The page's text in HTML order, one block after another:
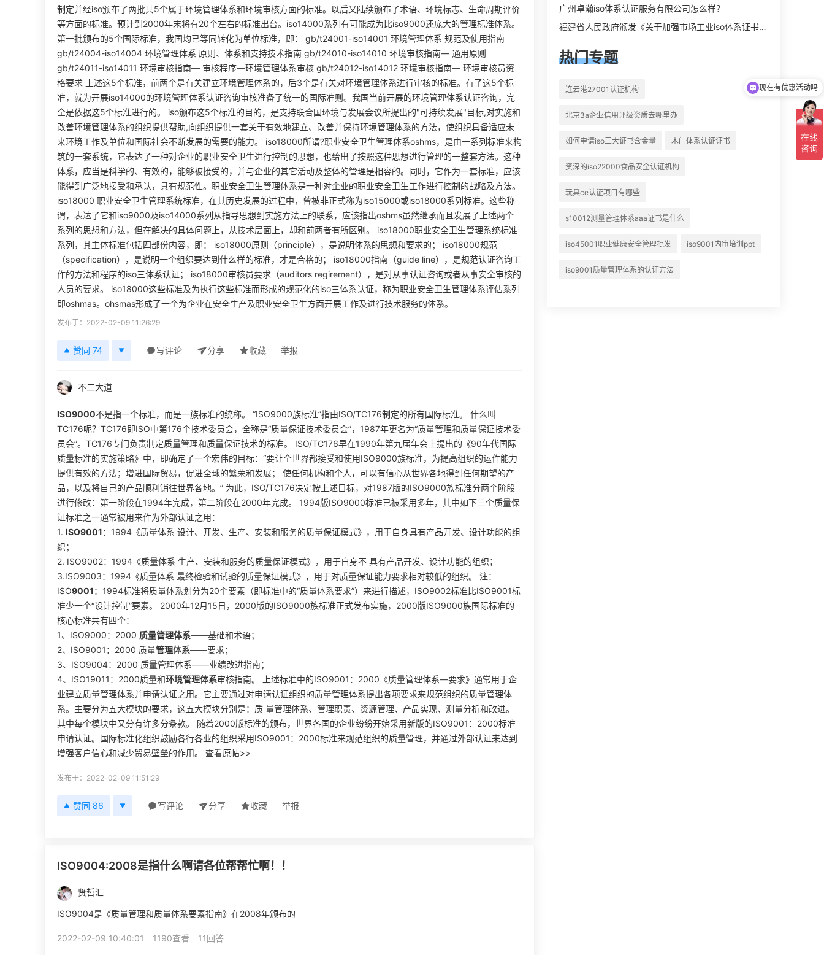
制定并经iso颁布了两批共5个属于环境管理体系和环境审核方面的标准。以后又陆续颁布了术语、环境标志、生命周期评价
等方面的标准。预计到2000年末将有20个左右的标准出台。iso14000系列有可能成为比iso9000还庞大的管理标准体系。
第一批颁布的5个国际标准，我国均已等同转化为单位标准，即： gb/t24001-iso14001 环境管理体系 规范及使用指南
gb/t24004-iso14004 环境管理体系 原则、体系和支持技术指南 gb/t24010-iso14010 环境审核指南― 通用原则
gb/t24011-iso14011 环境审核指南― 审核程序―环境管理体系审核 gb/t24012-iso14012 环境审核指南― 环境审核员资
格要求 上述这5个标准，前两个是有关建立环境管理体系的，后3个是有关对环境管理体系进行审核的标准。有了这5个标
准，就为开展iso14000的环境管理体系认证咨询审核准备了统一的国际准则。我国当前开展的环境管理体系认证咨询，完
全是依据这5个标准进行的。 iso颁布这5个标准的目的，是支持联合国环境与发展会议所提出的"可持续发展"目标,对实施和
改善环境管理体系的组织提供帮助,向组织提供一套关于有效地建立、改善并保持环境管理体系的方法，使组织具备适应未
来环境工作及单位和国际社会不断发展的需要的能力。 iso18000所谓?职业安全卫生管理体系oshms，是由一系列标准来构
筑的一套系统，它表达了一种对企业的职业安全卫生进行控制的思想，也给出了按照这种思想进行管理的一整套方法。这种
体系，应当是科学的、有效的，能够被接受的，并与企业的其它活动及整体的管理是相容的。同时，它作为一套标准，应该
能得到广泛地接受和承认，具有规范性。职业安全卫生管理体系是一种对企业的职业安全卫生工作进行控制的战略及方法。
iso18000 职业安全卫生管理系统标准，在其历史发展的过程中，曾被非正式称为iso15000或iso18000系列标准。这些称
谓，表达了它和iso9000及iso14000系列从指导思想到实施方法上的联系，应该指出oshms虽然继承而且发展了上述两个
系列的思想和方法，但在解决的具体问题上，从技术层面上，却和前两者有所区别。 iso18000职业安全卫生管理系统标准
系列，其主体标准包括四部份内容，即： iso18000原则（principle），是说明体系的思想和要求的； iso18000规范
（specification），是说明一个组织要达到什么样的标准，才是合格的； iso18000指南（guide line），是规范认证咨询工
作的方法和程序的iso三体系认证； iso18000审核员要求（auditors regirement），是对从事认证咨询或者从事安全审核的
人员的要求。 iso18000这些标准及为执行这些标准而形成的规范化的iso三体系认证，称为职业安全卫生管理体系评估系列
即oshmas。ohsmas形成了一个为企业在安全生产及职业安全卫生方面开展工作及进行技术服务的体系。
发布于：2022-02-09 11:26:29
赞同 74 写评论 分享 收藏 举报
不二大道
ISO9000不是指一个标准，而是一族标准的统称。 “ISO9000族标准”指由ISO/TC176制定的所有国际标准。 什么叫
TC176呢？TC176即ISO中第176个技术委员会，全称是“质量保证技术委员会”，1987年更名为“质量管理和质量保证技术委
员会”。TC176专门负责制定质量管理和质量保证技术的标准。 ISO/TC176早在1990年第九届年会上提出的《90年代国际
质量标准的实施策略》中，即确定了一个宏伟的目标：“要让全世界都接受和使用ISO9000族标准，为提高组织的运作能力
提供有效的方法；增进国际贸易，促进全球的繁荣和发展； 使任何机构和个人，可以有信心从世界各地得到任何期望的产
品，以及将自己的产品顺利销往世界各地。” 为此，ISO/TC176决定按上述目标，对1987版的ISO9000族标准分两个阶段
进行修改：第一阶段在1994年完成，第二阶段在2000年完成。 1994版ISO9000标准已被采用多年，其中如下三个质量保
证标准之一通常被用来作为外部认证之用：
1. ISO9001：1994《质量体系 设计、开发、生产、安装和服务的质量保证模式》，用于自身具有产品开发、设计功能的组
织；
2. ISO9002：1994《质量体系 生产、安装和服务的质量保证模式》，用于自身不 具有产品开发、设计功能的组织；
3.ISO9003：1994《质量体系 最终检验和试验的质量保证模式》，用于对质量保证能力要求相对较低的组织。 注：
ISO9001：1994标准将质量体系划分为20个要素（即标准中的“质量体系要求”）来进行描述，ISO9002标准比ISO9001标
准少一个“设计控制”要素。 2000年12月15日，2000版的ISO9000族标准正式发布实施，2000版ISO9000族国际标准的
核心标准共有四个：
1、ISO9000：2000 质量管理体系——基础和术语；
2、ISO9001：2000 质量管理体系——要求；
3、ISO9004：2000 质量管理体系——业绩改进指南；
4、ISO19011：2000质量和环境管理体系审核指南。 上述标准中的ISO9001：2000《质量管理体系—要求》通常用于企
业建立质量管理体系并申请认证之用。它主要通过对申请认证组织的质量管理体系提出各项要求来规范组织的质量管理体
系。主要分为五大模块的要求，这五大模块分别是：质 量管理体系、管理职责、资源管理、产品实现、测量分析和改进。
其中每个模块中又分有许多分条款。 随着2000版标准的颁布，世界各国的企业纷纷开始采用新版的ISO9001：2000标准
申请认证。国际标准化组织鼓励各行各业的组织采用ISO9001：2000标准来规范组织的质量管理，并通过外部认证来达到
增强客户信心和减少贸易壁垒的作用。 查看原帖>>
发布于：2022-02-09 11:51:29
赞同 86 写评论 分享 收藏 举报
ISO9004:2008是指什么啊请各位帮帮忙啊！！
贤哲汇
ISO9004是《质量管理和质量体系要素指南》在2008年颁布的
2022-02-09 10:40:01 1190查看 11回答
广州卓瀚iso体系认证服务有限公司怎么样？
福建省人民政府颁发《关于加强市场工业iso体系证书质量监督检验与管理的暂行规定》的通知
热门专题
连云港27001认证机构
北京3a企业信用评级资质去哪里办
如何申请iso三大证书含金量 木门体系认证证书
资深的iso22000食品安全认证机构
玩具ce认证项目有哪些
s10012测量管理体系aaa证书是什么
iso45001职业健康安全管理批发 iso9001内审培训ppt
iso9001质量管理体系的认证方法
可以介绍下你们的产品么
现在有优惠活动吗